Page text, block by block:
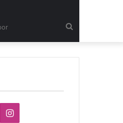
por
I